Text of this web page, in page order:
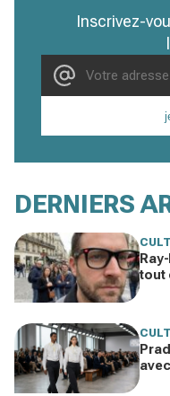
Inscrivez-
DERNIERS
tout